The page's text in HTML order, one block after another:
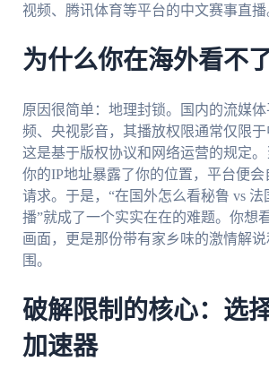
视频、腾讯体育等平台的中文赛事直播
为什么你在海外看不
原因很简单：地理封锁。国内的流媒
频、央视影音，其播放权限通常仅限于
这是基于版权协议和网络运营的规定。
你的IP地址暴露了你的位置，平台便会
请求。于是，“在国外怎么看秘鲁 vs 法
播”就成了一个实实在在的难题。你想
画面，更是那份带有家乡味的激情解
围。
破解限制的核心：选
加速器